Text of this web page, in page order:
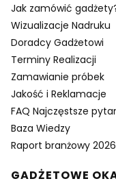
Jak zamówić
Wizualizacje Nadruku
Doradcy Gadżetowi
Terminy Realizacji
Zamawianie próbek
Jakość i Reklamacje
FAQ Najczęstsze
Baza Wiedzy
Raport branżowy 2026
GADŻETOWE